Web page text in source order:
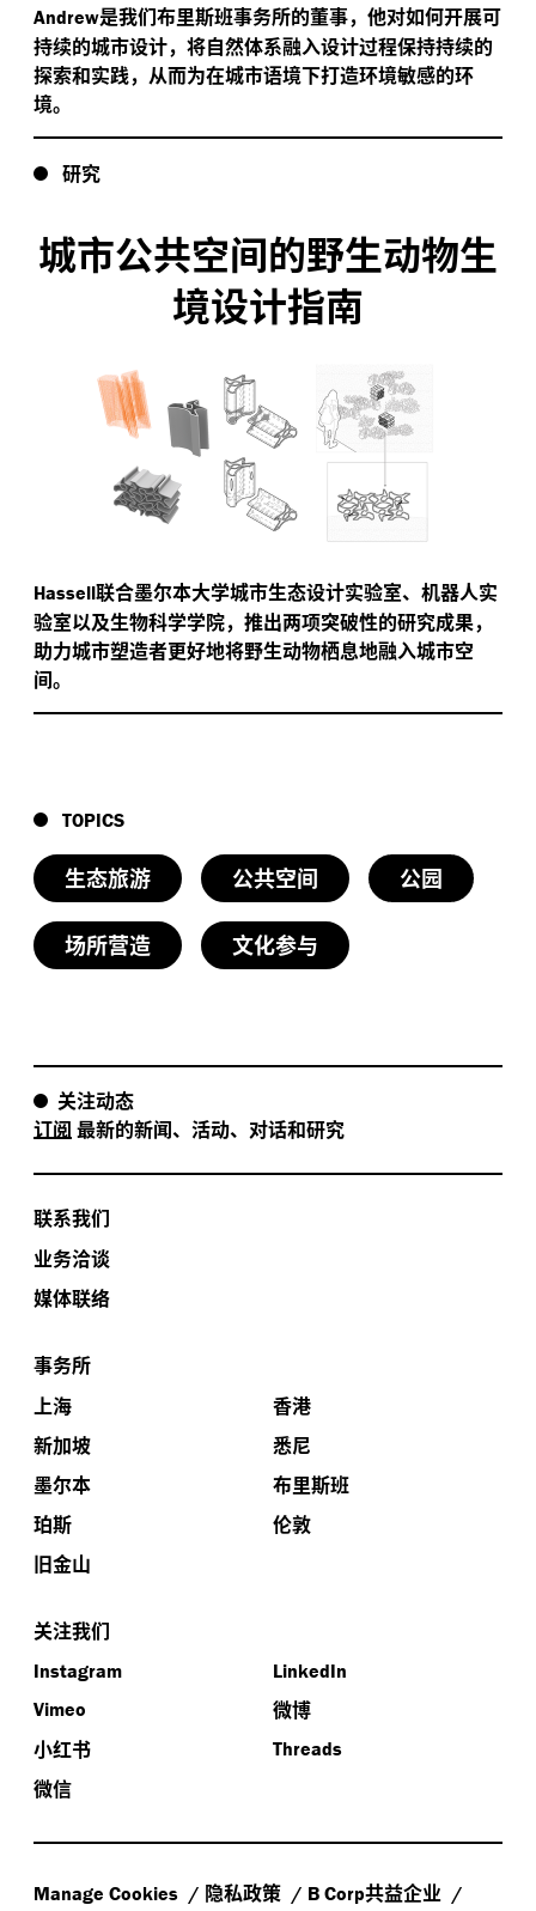
Andrew是我们布里斯班事务所的董事，他对如何开展可
持续的城市设计，将自然体系融入设计过程保持持续的
探索和实践，从而为在城市语境下打造环境敏感的环
境。
研究
城市公共空间的野生动物生
境设计指南
Hassell联合墨尔本大学城市生态设计实验室、机器人实
验室以及生物科学学院，推出两项突破性的研究成果，
助力城市塑造者更好地将野生动物栖息地融入城市空
间。
TOPICS
生态旅游 公共空间 公园
场所营造 文化参与
关注动态
订阅 最新的新闻、活动、对话和研究
联系我们
业务洽谈
媒体联络
事务所
上海
香港
新加坡
悉尼
墨尔本
布里斯班
珀斯
伦敦
旧金山
关注我们
Instagram
LinkedIn
Vimeo
微博
小红书
Threads
微信
Manage Cookies 隐私政策 B Corp共益企业